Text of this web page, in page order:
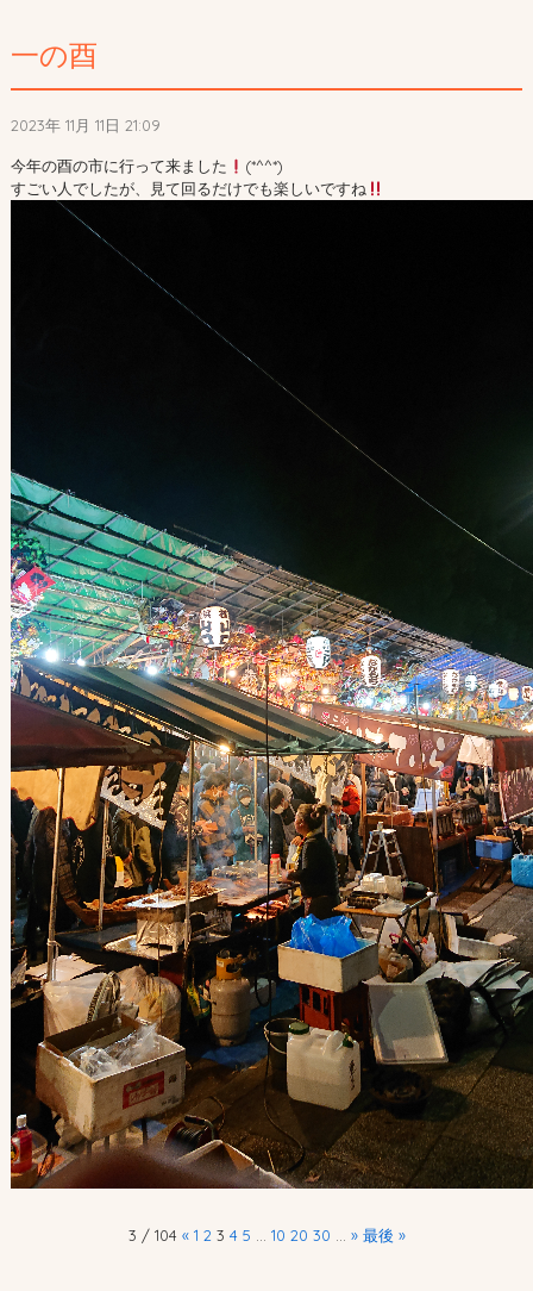
一の酉
2023年 11月 11日 21:09
今年の酉の市に行って来ました
(*^^*)
すごい人でしたが、見て回るだけでも楽しいですね
3 / 104 « 1 2 3 4 5 ... 10 20 30 ... » 最後 »